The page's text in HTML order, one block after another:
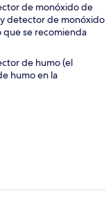
de monóxido de
detector de monóxido
se recomienda
de humo (el
humo en la